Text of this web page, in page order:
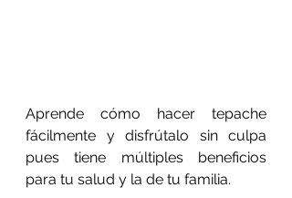
Aprende cómo hacer tepache
fácilmente y disfrútalo sin culpa
pues tiene múltiples beneficios
para tu salud y la de tu familia.